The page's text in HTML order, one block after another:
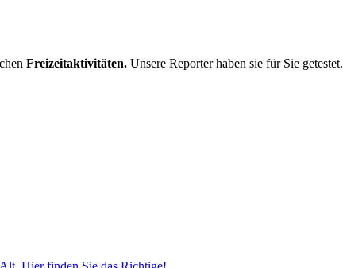
Freizeitaktivitäten. Unsere Reporter haben sie für Sie getestet.